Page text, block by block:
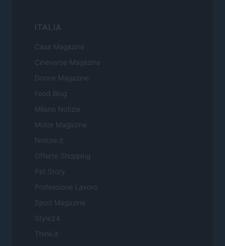
ITALIA
Casa Magazine
Cineverse Magazine
Donne Magazine
Food Blog
Milano Notizie
Motor Magazine
Notizie.it
Offerte Shopping
Pet Story
Professione Lavoro
Sport Magazine
Style24
Think.it